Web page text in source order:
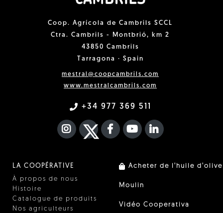
Coop. Agrícola de Cambrils SCCL
Ctra. Cambrils - Montbrió, km 2
43850 Cambrils
Tarragona · Spain
mestral@coopcambrils.com
www.mestralcambrils.com
+34 977 369 511
INSTAGRAM
TWITTER
FACEBOOK F
YOUTUBEFA LINKEDIN
LA COOPÉRATIVE
À propos de nous
Histoire
Catalogue de produits
Nos agriculteurs
Acheter de l'huile d'olive
Moulin
Vidéo Cooperativa